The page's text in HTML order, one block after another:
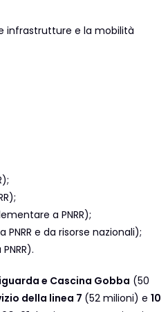
infrastrutture e la mobilità
a PNRR);
e da risorse nazionali);
e Cascina Gobba (50
della linea 7 (52 milioni) e 10